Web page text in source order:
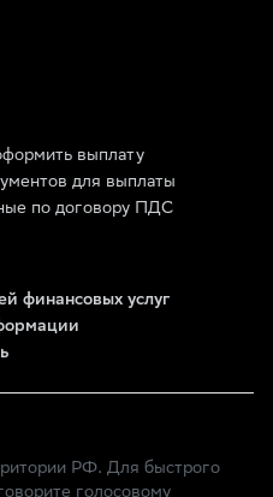
выплату
для выплаты
по договору ПДС
финансовых услуг
РФ. Для быстрого